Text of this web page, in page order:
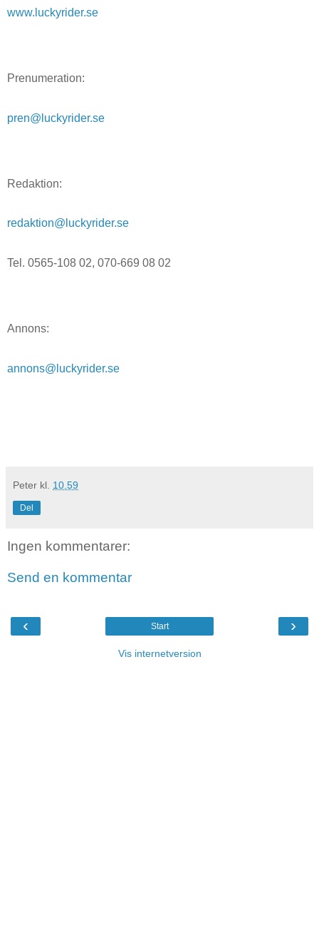
www.luckyrider.se
Prenumeration:
pren@luckyrider.se
Redaktion:
redaktion@luckyrider.se
Tel. 0565-108 02, 070-669 08 02
Annons:
annons@luckyrider.se
Peter kl. 10.59
Del
Ingen kommentarer:
Send en kommentar
‹ ›
Start
Vis internetversion